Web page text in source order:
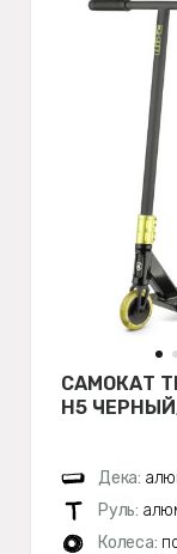
САМОКАТ
H5
Дека:
Руль:
Колеса: